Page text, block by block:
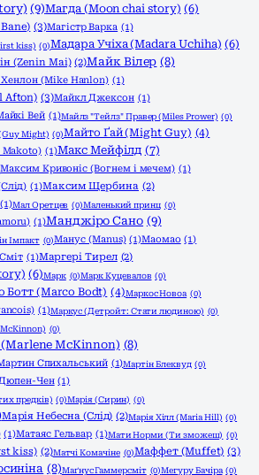
(9)Магда (Moon chai story) (6)
(3)Магістр Варка (1)
kiss) (0)Мадара Учіха (Madara Uchiha) (6)
(Zenin Mai) (2)Майк Вілер (8)
(Mike Hanlon) (1)
Afton) (3)Майкл Джексон (1)
Вей (1)Майлз "Тейлз" Правер (Miles Prower) (0)
Might) (0)Майто Ґай (Might Guy) (4)
Makoto) (1)Макс Мейфілд (7)
Максим Кривоніс (Вогнем і мечем) (1)
(1)Максим Щербина (2)
(1)Мал Оретцев (0)Маленький принц (0)
(1)Манджіро Сано (9)
Імпакт (0)Манус (Manus) (1)Маомао (1)
(1)Маргері Тирел (2)
(6)Марк (0)Марк Куцевалов (0)
Ботт (Marco Bodt) (4)Маркос Новоа (0)
(1)Маркус (Детройт: Стати людиною) (0)
(0)
McKinnon) (8)
Спихальський (1)Мартін Блеквуд (0)
Чен (1)
предків) (0)Марія (Сирин) (0)
Марія Небесна (Слід) (2)Марія Хілл (Maria Hill) (0)
(1)Матаяс Гельвар (1)Мати Норми (Ти зможеш) (0)
kiss) (2)Матчі Комачіне (0)Маффет (Muffet) (3)
(8)Маґнус Гаммерсміт (0)Мегуру Бачіра (0)